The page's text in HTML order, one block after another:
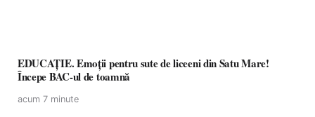
EDUCAȚIE. Emoții pentru sute de liceeni din Satu Mare!
Începe BAC-ul de toamnă
acum 7 minute